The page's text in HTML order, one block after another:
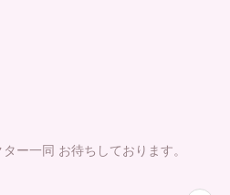
ー一同 お待ちしております。